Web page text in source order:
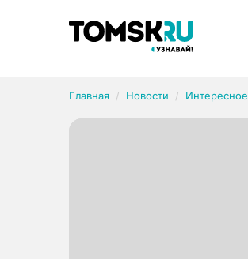
Главная Новости Интересное
Рубрики